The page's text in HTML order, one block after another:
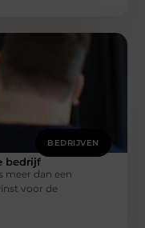
BEDRIJVEN
bedrijf
meer dan een
voor de